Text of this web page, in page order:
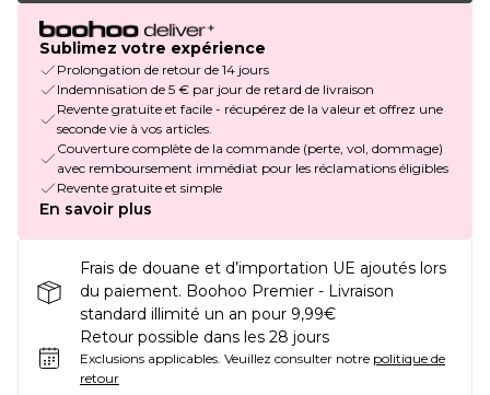
Sublimez votre expérience
Prolongation de retour de 14 jours
Indemnisation de 5 € par jour de retard de livraison
Revente gratuite et facile - récupérez de la valeur et offrez une
seconde vie à vos articles.
Couverture complète de la commande (perte, vol, dommage)
avec remboursement immédiat pour les réclamations éligibles
Revente gratuite et simple
En savoir plus
Frais de douane et d’importation UE ajoutés lors
du paiement. Boohoo Premier - Livraison
standard illimité un an pour 9,99€
Retour possible dans les 28 jours
Exclusions applicables. Veuillez consulter notre politique de
retour